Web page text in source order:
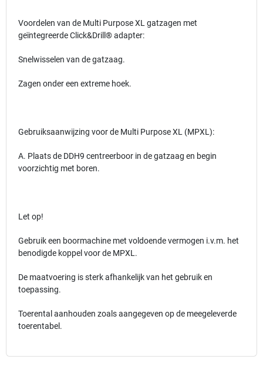
Voordelen van de Multi Purpose XL gatzagen met
geïntegreerde Click&Drill® adapter:
Snelwisselen van de gatzaag.
Zagen onder een extreme hoek.
Gebruiksaanwijzing voor de Multi Purpose XL (MPXL):
A. Plaats de DDH9 centreerboor in de gatzaag en begin
voorzichtig met boren.
Let op!
Gebruik een boormachine met voldoende vermogen i.v.m. het
benodigde koppel voor de MPXL.
De maatvoering is sterk afhankelijk van het gebruik en
toepassing.
Toerental aanhouden zoals aangegeven op de meegeleverde
toerentabel.